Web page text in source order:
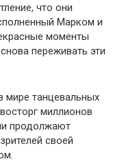
что они
Марком и
моменты
переживать эти
мире танцевальных
миллионов
продолжают
своей